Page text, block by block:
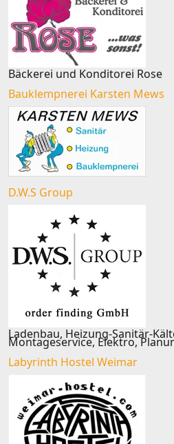
Bäckerei und Konditorei Rose
Bauklempnerei Karsten Mews
D.W.S Group
Ladenbau, Heizung-Sanitär-
Montageservice, Elektro,
Labyrinth Hostel Weimar